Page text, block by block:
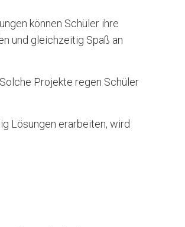
können Schüler ihre
und gleichzeitig Spaß an
Projekte regen Schüler
Lösungen erarbeiten, wird